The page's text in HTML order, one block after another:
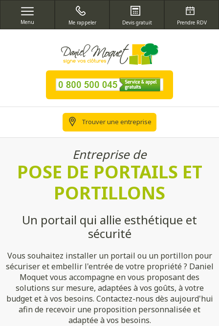
Menu Me rappeler Devis gratuit Prendre RDV
Trouver une entreprise
Entreprise de
POSE DE PORTAILS ET
PORTILLONS
Un portail qui allie esthétique et
sécurité
Vous souhaitez installer un portail ou un portillon pour
sécuriser et embellir l'entrée de votre propriété ? Daniel
Moquet vous accompagne en vous proposant des
solutions sur mesure, adaptées à vos goûts, à votre
budget et à vos besoins. Contactez-nous dès aujourd'hui
afin de recevoir une proposition personnalisée et
adaptée à vos besoins.